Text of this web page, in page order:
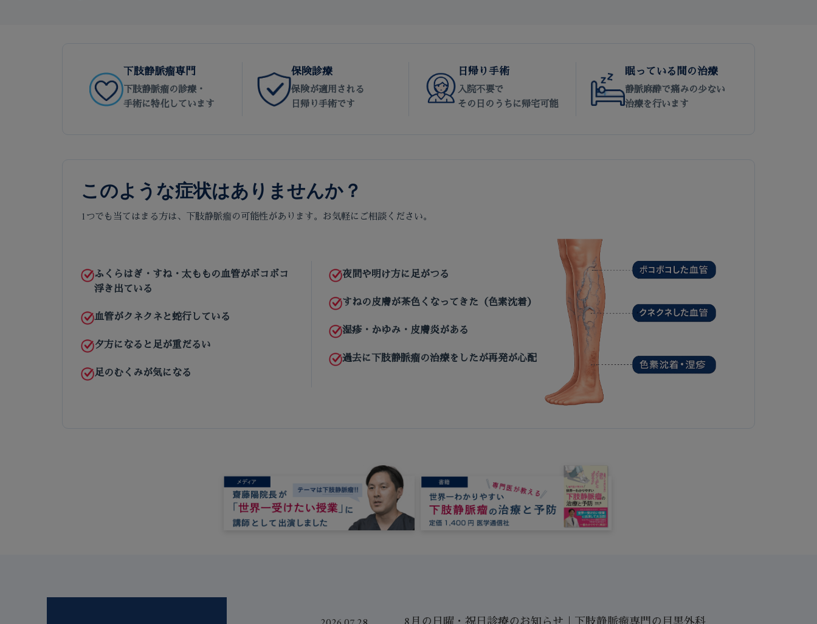
下肢静脈瘤専門
下肢静脈瘤の診療・
手術に特化しています
保険診療
保険が適用される
日帰り手術です
日帰り手術
入院不要で
その日のうちに帰宅可能
眠っている間の治療
静脈麻酔で痛みの少ない
治療を行います
このような症状はありませんか？
1つでも当てはまる方は、下肢静脈瘤の可能性があります。お気軽にご相談ください。
ふくらはぎ・すね・太ももの血管がボコボコ
浮き出ている
血管がクネクネと蛇行している
夕方になると足が重だるい
足のむくみが気になる
夜間や明け方に足がつる
すねの皮膚が茶色くなってきた（色素沈着）
湿疹・かゆみ・皮膚炎がある
過去に下肢静脈瘤の治療をしたが再発が心配